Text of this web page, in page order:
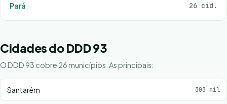
Pará 26 cid.
Cidades do DDD 93
O DDD 93 cobre 26 municípios. As principais:
Santarém 303 mil